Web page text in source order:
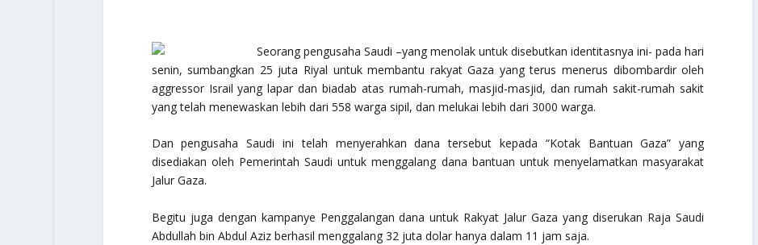
Seorang pengusaha Saudi –yang menolak untuk disebutkan identitasnya ini- pada hari
senin, sumbangkan 25 juta Riyal untuk membantu rakyat Gaza yang terus menerus dibombardir oleh
aggressor Israil yang lapar dan biadab atas rumah-rumah, masjid-masjid, dan rumah sakit-rumah sakit
yang telah menewaskan lebih dari 558 warga sipil, dan melukai lebih dari 3000 warga.
Dan pengusaha Saudi ini telah menyerahkan dana tersebut kepada “Kotak Bantuan Gaza” yang
disediakan oleh Pemerintah Saudi untuk menggalang dana bantuan untuk menyelamatkan masyarakat
Jalur Gaza.
Begitu juga dengan kampanye Penggalangan dana untuk Rakyat Jalur Gaza yang diserukan Raja Saudi
Abdullah bin Abdul Aziz berhasil menggalang 32 juta dolar hanya dalam 11 jam saja.